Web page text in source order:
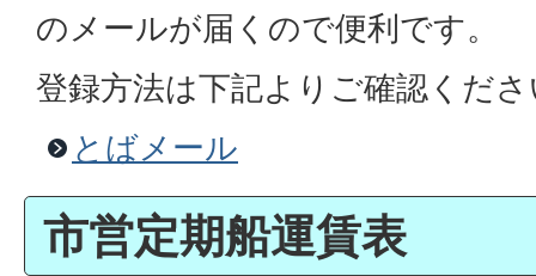
のメールが届くので便利です。
登録方法は下記よりご確認くだ
とばメール
市営定期船運賃表